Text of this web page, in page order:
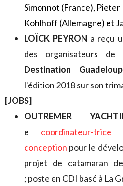
Simonnot (France), Pieter
Kohlhoff (Allemagne) et
LOÏCK PEYRON a reçu
des organisateurs de
Destination
l’édition 2018 sur son
[JOBS]
OUTREMER
e coordinateur-
conception pour le
projet de catamaran
; poste en CDI basé à La